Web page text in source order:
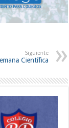
Siguiente
Científica